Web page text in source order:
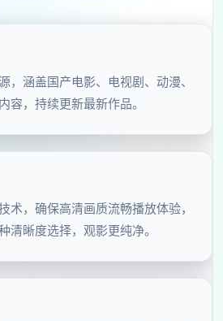
，涵盖国产电影、电视剧、动漫、
容，持续更新最新作品。
术，确保高清画质流畅播放体验，
清晰度选择，观影更纯净。